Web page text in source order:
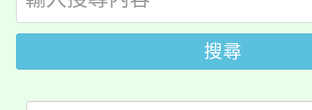
代理(課)教師甄選結果(
轉知中國文化大學推廣
《TA101》溝通分析基
程，歡迎學生輔導中心
轉知苗栗縣政府辦理
搜尋